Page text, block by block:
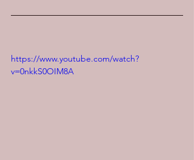
https://www.youtube.com/watch?
v=0nkkS0OIM8A